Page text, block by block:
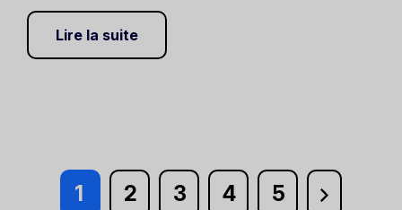
Lire la suite
1 2 3 4 5